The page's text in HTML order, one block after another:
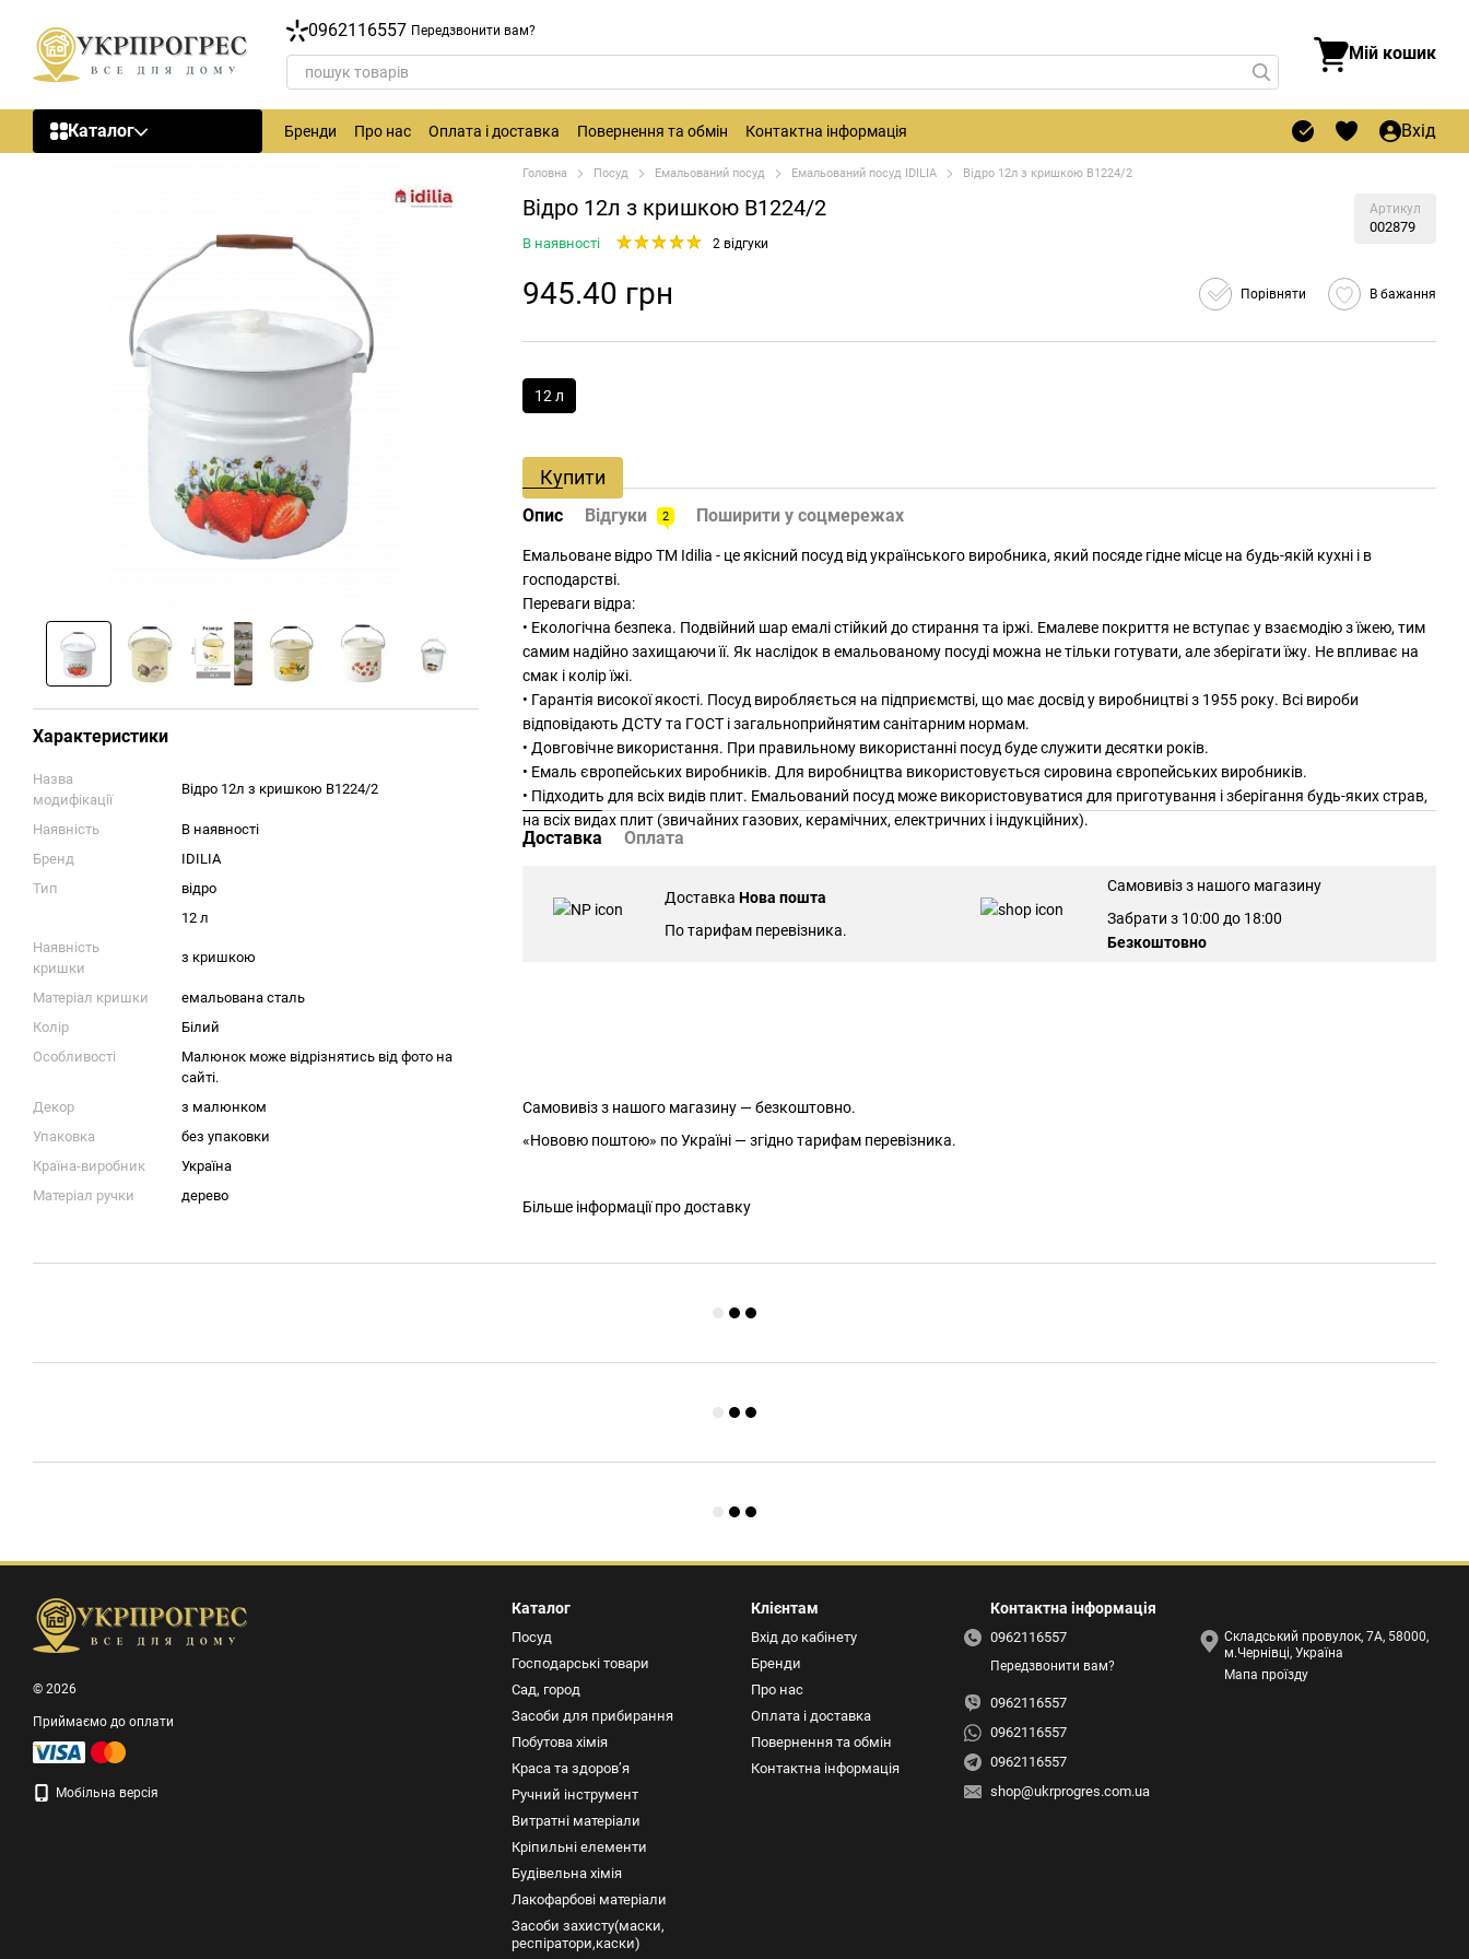
0962116557 Передзвонити вам?
Мій кошик
Каталог Бренди Про нас Оплата і доставка Повернення та обмін Контактна інформація Вхід
Характеристики
Назва
модифікації
Відро 12л з кришкою В1224/2
Наявність
В наявності
Бренд
IDILIA
Тип
відро
12 л
Наявність
кришки
з кришкою
Матеріал кришки
емальована сталь
Колір
Білий
Особливості
Малюнок може відрізнятись від фото на
сайті.
Декор
з малюнком
Упаковка
без упаковки
Країна-виробник
Україна
Матеріал ручки
дерево
Головна Посуд Емальований посуд Емальований посуд IDILIA Відро 12л з кришкою В1224/2
Відро 12л з кришкою В1224/2 Артикул
002879
В наявності
2 відгуки
945.40 грн Порівняти В бажання
12 л
Купити
Опис Відгуки 2 Поширити у соцмережах
Емальоване відро ТМ Idilia - це якісний посуд від українського виробника, який посяде гідне місце на будь-якій кухні і в
господарстві.
Переваги відра:
• Екологічна безпека. Подвійний шар емалі стійкий до стирання та іржі. Емалеве покриття не вступає у взаємодію з їжею, тим
самим надійно захищаючи її. Як наслідок в емальованому посуді можна не тільки готувати, але зберігати їжу. Не впливає на
смак і колір їжі.
• Гарантія високої якості. Посуд виробляється на підприємстві, що має досвід у виробництві з 1955 року. Всі вироби
відповідають ДСТУ та ГОСТ і загальноприйнятим санітарним нормам.
• Довговічне використання. При правильному використанні посуд буде служити десятки років.
• Емаль європейських виробників. Для виробництва використовується сировина європейських виробників.
• Підходить для всіх видів плит. Емальований посуд може використовуватися для приготування і зберігання будь-яких страв,
на всіх видах плит (звичайних газових, керамічних, електричних і індукційних).
Доставка Оплата
Доставка Нова пошта
По тарифам перевізника.
Самовивіз з нашого магазину
Забрати з 10:00 до 18:00
Безкоштовно
Самовивіз з нашого магазину — безкоштовно.
«Нововю поштою» по Україні — згідно тарифам перевізника.
Більше інформації про доставку
© 2026
Приймаємо до оплати
Мобільна версія
Каталог
Посуд
Господарські товари
Сад, город
Засоби для прибирання
Побутова хімія
Краса та здоров’я
Ручний інструмент
Витратні матеріали
Кріпильні елементи
Будівельна хімія
Лакофарбові матеріали
Засоби захисту(маски,
респіратори,каски)
Клієнтам
Вхід до кабінету
Бренди
Про нас
Оплата і доставка
Повернення та обмін
Контактна інформація
Контактна інформація
0962116557
Передзвонити вам?
0962116557
0962116557
0962116557
shop@ukrprogres.com.ua
Складський провулок, 7А, 58000,
м.Чернівці, Україна
Мапа проїзду